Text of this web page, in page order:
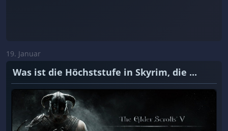
19. Januar
Was ist die Höchststufe in Skyrim, die ...